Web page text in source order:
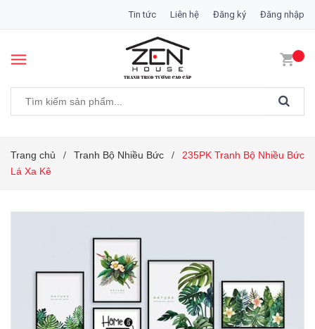
Tin tức Liên hệ Đăng ký Đăng nhập
Trang chủ / Tranh Bộ Nhiều Bức /
235PK Tranh Bộ Nhiều Bức
Lá Xa Kê